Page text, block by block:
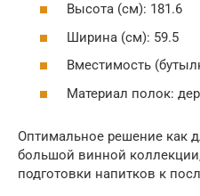
Высота (см): 181.6
Ширина (см): 59.5
Вместимость
Материал полок:
Оптимальное решение как
большой винной
подготовки напитков к